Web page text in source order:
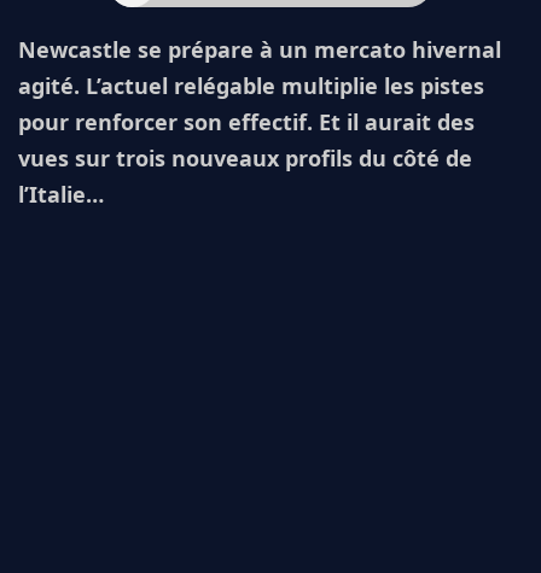
Newcastle se prépare à un mercato hivernal
agité. L’actuel relégable multiplie les pistes
pour renforcer son effectif. Et il aurait des
vues sur trois nouveaux profils du côté de
l’Italie…